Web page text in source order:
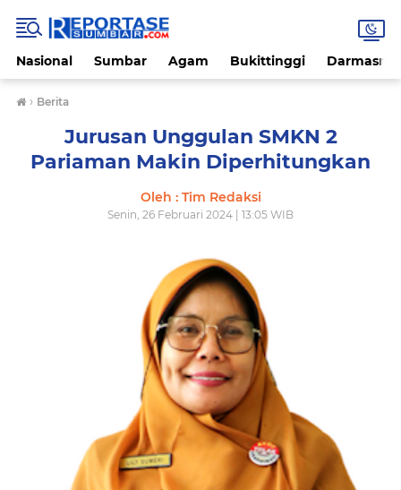
Nasional Sumbar Agam Bukittinggi
› Berita
Jurusan Unggulan SMKN 2
Pariaman Makin Diperhitungkan
Oleh : Tim Redaksi
Senin, 26 Februari 2024 | 13:05 WIB